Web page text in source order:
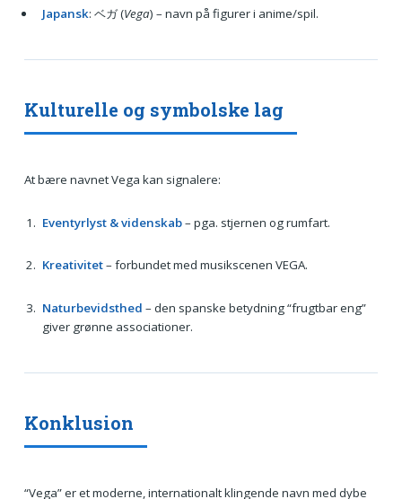
Japansk: ベガ (Vega) – navn på figurer i anime/spil.
Kulturelle og symbolske lag
At bære navnet Vega kan signalere:
Eventyrlyst & videnskab– pga. stjernen og rumfart.
Kreativitet– forbundet med musikscenen VEGA.
Naturbevidsthed – den spanske betydning “frugtbar eng”
giver grønne associationer.
Konklusion
“Vega” er et moderne, internationalt klingende navn med dybe